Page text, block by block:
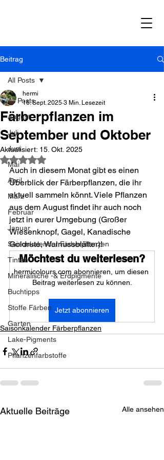
Beitrag
All Posts
August
Juli
Juni
Mai
April
März
Februar
Januar
Saisonkalender Färberpflanzen
Tinten
Mineralische -& Erdpigmente
Buchtipps
Stoffe Färben
Garten
Lake-Pigments
Pflanzenfarbstoffe
All Posts
Färberpflanzen im
September und Oktober
hermi
16. Sept. 2025 3 Min. Lesezeit
Aktualisiert: 15. Okt. 2025
Mit NaN von 5 Sternen bewertet.
Auch in diesem Monat gibt es einen
Überblick der Färberpflanzen, die ihr
aktuell sammeln könnt. Viele Pflanzen
aus dem August findet ihr auch noch
jetzt in eurer Umgebung (Großer
Wiesenknopf, Gagel, Kanadische
Goldrute, Walnussblätter)!
Möchtest du weiterlesen?
hermicolours.com abonnieren, um diesen
Beitrag weiterlesen zu können.
Jetzt abonnieren
Saisonkalender Färberpflanzen
Aktuelle Beiträge Alle ansehen